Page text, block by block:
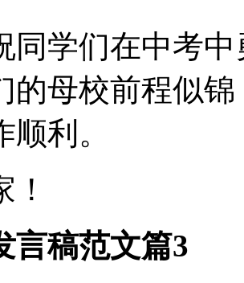
同学们在中考
的母校前程似
利。
言稿范文篇3